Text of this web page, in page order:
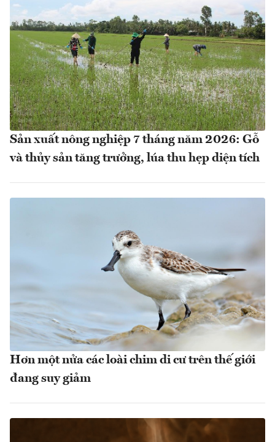
Sản xuất nông nghiệp 7 tháng năm 2026: Gỗ
và thủy sản tăng trưởng, lúa thu hẹp diện tích
Hơn một nửa các loài chim di cư trên thế giới
đang suy giảm